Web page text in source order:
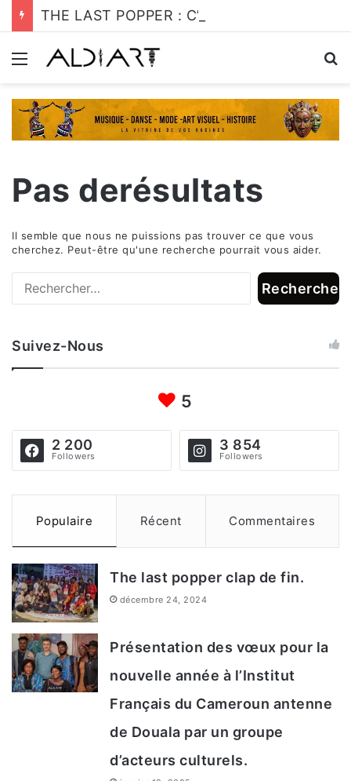
Menu
Pas derésultats
Il semble que nous ne puissions pas trouver ce que vous
cherchez. Peut-être qu'une recherche pourrait vous aider.
h
r
c
Suivez-Nous
5
2 200
Followers
3 854
Followers
Populaire Récent Commentaires
The last popper clap de fin.
décembre 24, 2024
Présentation des vœux pour la
nouvelle année à l’Institut
Français du Cameroun antenne
de Douala par un groupe
d’acteurs culturels.